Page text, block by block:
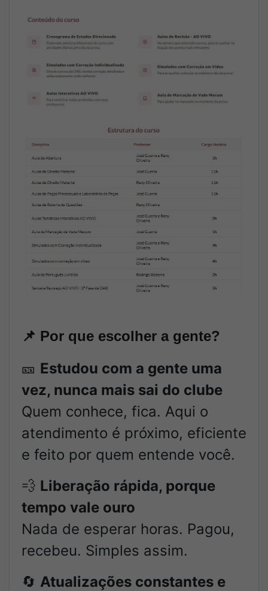
📌 Por que escolher a gente?
🎫 Estudou com a gente uma
vez, nunca mais sai do clube
Quem conhece, fica. Aqui o
atendimento é próximo, eficiente
e feito por quem entende você.
💨 Liberação rápida, porque
tempo vale ouro
Nada de esperar horas. Pagou,
recebeu. Simples assim.
🔄 Atualizações constantes e